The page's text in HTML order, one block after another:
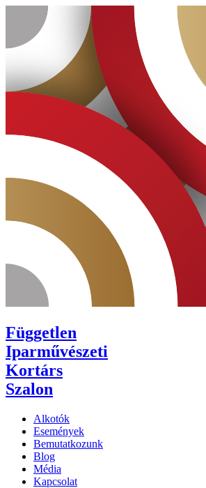
tartalomhoz
Független
Iparművészeti
Kortárs
Szalon
Alkotók
Események
Bemutatkozunk
Blog
Média
Kapcsolat